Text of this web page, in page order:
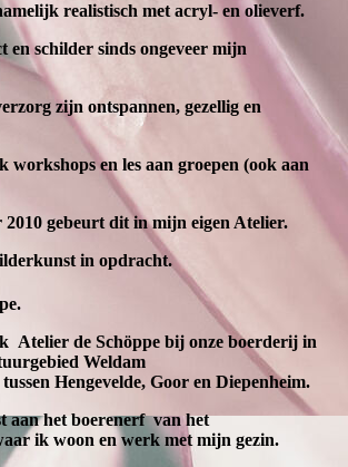
realistisch met acryl- en olieverf.
en schilder sinds ongeveer mijn
zijn ontspannen, gezellig en
workshops en les aan groepen (ook aan
2010 gebeurt dit in mijn eigen Atelier.
in opdracht.
Atelier de Schöppe bij onze boerderij in
natuurgebied Weldam
tussen Hengevelde, Goor en Diepenheim.
aan het boerenerf van het
ik woon en werk met mijn gezin.